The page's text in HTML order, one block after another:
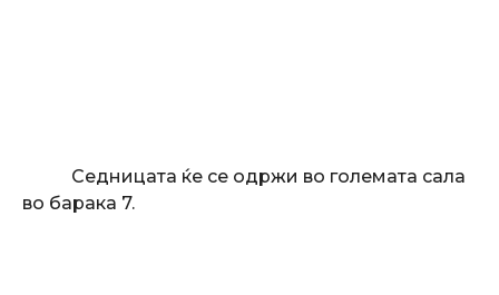
Седницата ќе се одржи во големата сала
во барака 7.